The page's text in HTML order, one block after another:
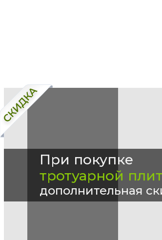
При покупке
тротуарной
дополнительная